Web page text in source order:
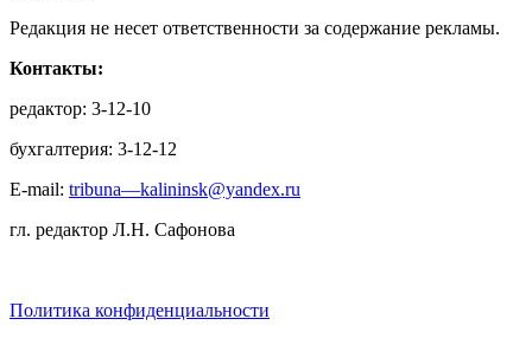
Редакция не несет ответственности за содержание рекламы.
Контакты:
редактор: 3-12-10
бухгалтерия: 3-12-12
E-mail: tribuna—kalininsk@yandex.ru
гл. редактор Л.Н. Сафонова
Политика конфиденциальности